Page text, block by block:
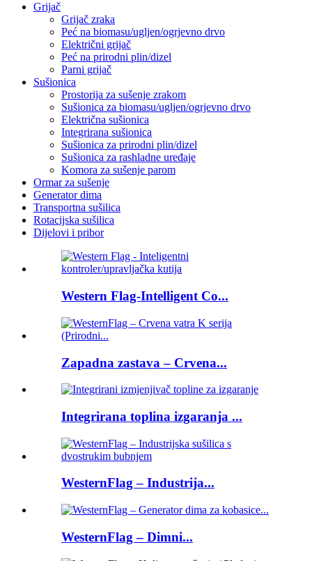
Grijač
Grijač zraka
Peć na biomasu/ugljen/ogrjevno drvo
Električni grijač
Peć na prirodni plin/dizel
Parni grijač
Sušionica
Prostorija za sušenje zrakom
Sušionica za biomasu/ugljen/ogrjevno drvo
Električna sušionica
Integrirana sušionica
Sušionica za prirodni plin/dizel
Sušionica za rashladne uređaje
Komora za sušenje parom
Ormar za sušenje
Generator dima
Transportna sušilica
Rotacijska sušilica
Dijelovi i pribor
Western Flag-Intelligent Co...
Zapadna zastava – Crvena...
Integrirana toplina izgaranja ...
WesternFlag – Industrija...
WesternFlag – Dimni...